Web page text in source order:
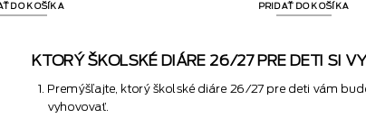
DO KOŠÍKA PRIDAŤ DO KOŠÍKA
KTORÝ ŠKOLSKÉ DIÁRE 26/27 PRE DETI SI
Premýšľajte, ktorý školské diáre 26/27 pre deti vám
vyhovovať.